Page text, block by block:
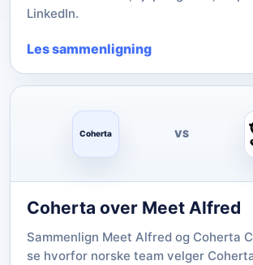
LinkedIn.
Les sammenligning
Coherta VS
Coherta over Meet Alfred
Sammenlign Meet Alfred og Coherta
se hvorfor norske team velger